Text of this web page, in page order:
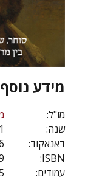
מידע נוסף
מו"ל:
שנה:
דאנאקוד:
ISBN:
עמודים: